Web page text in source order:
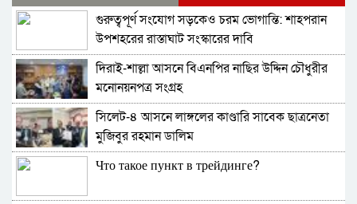
নিরাপত্তাহীনতায় লাভলুর পরিবার: সিলেটে সশস্ত্র
হামলায়, লুন্ঠিত অর্থ-স্বর্ণ
ন্যাব নেতৃবৃন্দের ওসমানী মেডিক্যাল কলেজ এর
নবনিযুক্ত সহকারী পরিচালকের সাথে শুভেচ্ছা বিনিময়
জৈন্তাপুরে অবৈধভাবে ভারতে অনুপ্রবেশের চেষ্টা |
বিজিবির হাতে আটক -৫
ওসমানীনগরের গোয়ালাবাজারে ১৪ লক্ষাধিক টাকার
গুরুত্বপূর্ণ সংযোগ সড়কেও চরম ভোগান্তি: শাহপরান
উপশহরের রাস্তাঘাট সংস্কারের দাবি
দিরাই-শাল্লা আসনে বিএনপির নাছির উদ্দিন চৌধুরীর
মনোনয়নপত্র সংগ্রহ
সিলেট-৪ আসনে লাঙ্গলের কাণ্ডারি সাবেক ছাত্রনেতা
মুজিবুর রহমান ডালিম
Что такое пункт в трейдинге?